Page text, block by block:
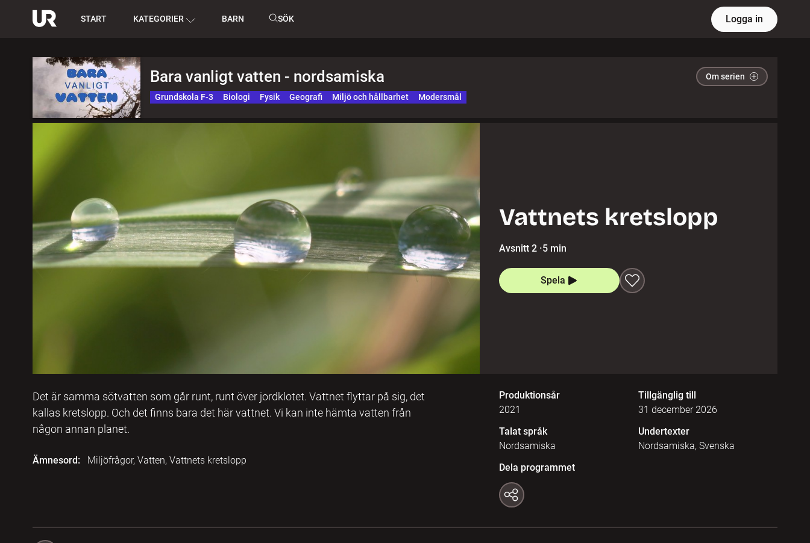
START KATEGORIER BARN SÖK Logga in
Bara vanligt vatten - nordsamiska Om serien
Grundskola F-3 Biologi Fysik Geografi Miljö och hållbarhet Modersmål
Vattnets kretslopp
Avsnitt 2 ·5 min
Spela
Det är samma sötvatten som går runt, runt över jordklotet. Vattnet flyttar på sig, det
kallas kretslopp. Och det finns bara det här vattnet. Vi kan inte hämta vatten från
någon annan planet.
Ämnesord: Miljöfrågor, Vatten, Vattnets kretslopp
Produktionsår
2021
Tillgänglig till
31 december 2026
Talat språk
Nordsamiska
Undertexter
Nordsamiska, Svenska
Dela programmet